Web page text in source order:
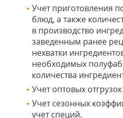
Учет приготовления
блюд, а также
в производство
заведенным ранее
нехватки
необходимых
количества
Учет оптовых
Учет сезонных
учет специй.